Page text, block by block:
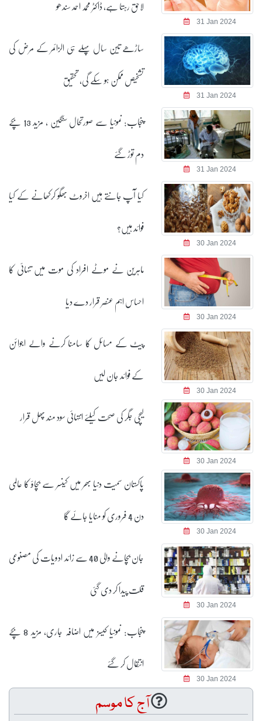
31 Jan 2024
لاحق رہتا ہے، ڈاکٹر محمد احمد سندھو
31 Jan 2024
ساڑھے تین سال پہلے ہی الزائمر کے مرض کی
تشخیص ممکن ہو سکے گی، تحقیق
31 Jan 2024
پنجاب: نمونیا سے صورتحال سنگین ، مزید 13 بچے
دم توڑ گئے
30 Jan 2024
کیا آپ جانتے ہیں اخروٹ بھگو کرکھانے کے کیا
فوائد ہیں؟
30 Jan 2024
ماہرین نے موٹے افراد کی موت میں تنہائی کا
احساس اہم عنصر قرار دے دیا
30 Jan 2024
پیٹ کے مسائل کا سامنا کرنے والے اجوائن
کے فوائد جان لیں
30 Jan 2024
لیچی جگر کی صحت کیلئے انتہائی سود مند پھل قرار
30 Jan 2024
پاکستان سمیت دنیا بھر میں کینسر سے بچاؤ کا عالمی
دن 4 فروری کو منایا جائے گا
30 Jan 2024
جان بچانے والی 40 سے زائد ادویات کی مصنوعی
قلت پیدا کر دی گئی
30 Jan 2024
پنجاب: نمونیا کیسز میں اضافہ جاری، مزید 8 بچے
انتقال کر گئے
آج کا موسم